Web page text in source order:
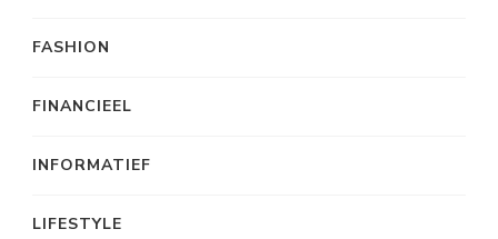
FASHION
FINANCIEEL
INFORMATIEF
LIFESTYLE